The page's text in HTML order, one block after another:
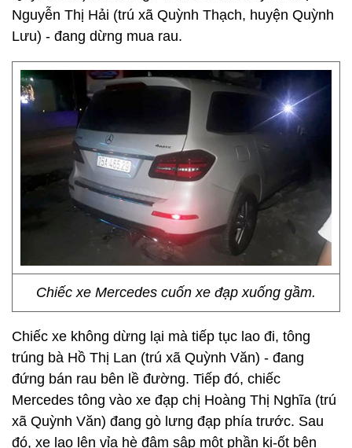
Nguyễn Thị Hải (trú xã Quỳnh Thạch, huyện Quỳnh
Lưu) - đang dừng mua rau.
Chiếc xe Mercedes cuốn xe đạp xuống gầm.
Chiếc xe không dừng lại mà tiếp tục lao đi, tông
trúng bà Hồ Thị Lan (trú xã Quỳnh Văn) - đang
đứng bán rau bên lề đường. Tiếp đó, chiếc
Mercedes tông vào xe đạp chị Hoàng Thị Nghĩa (trú
xã Quỳnh Văn) đang gò lưng đạp phía trước. Sau
đó, xe lao lên vỉa hè đâm sập một phần ki-ốt bên